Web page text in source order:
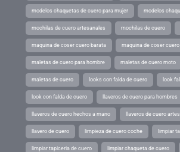
modelos chaquetas de cuero para mujer modelos
mochilas de cuero artesanales mochilas de cuero
maquina de coser cuero barata maquina de coser cuero
maletas de cuero para hombre maletas de cuero moto
maletas de cuero looks con falda de cuero look
look con falda de cuero llaveros de cuero para hombres
llaveros de cuero hechos a mano llaveros de cuero
llavero de cuero limpieza de cuero coche limpiar
limpiar tapiceria de cuero limpiar chaqueta de cuero